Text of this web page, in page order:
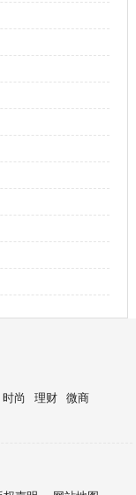
时尚 理财
微商